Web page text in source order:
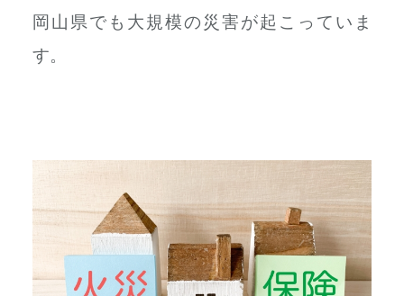
岡山県でも大規模の災害が起こっていま
す。